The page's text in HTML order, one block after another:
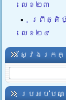
លេខ២៣
ព្រឹត្តិប័
លេខ២៤
ស្វែងរក
ប្រអប់បណ្